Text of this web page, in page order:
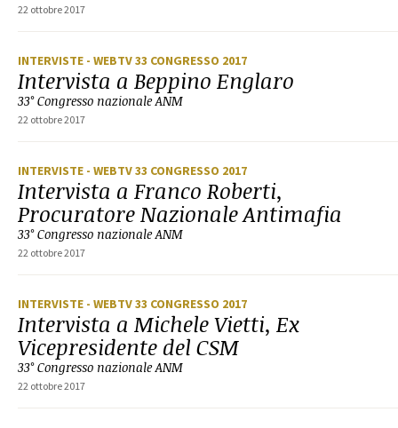
22 ottobre 2017
INTERVISTE - WEBTV 33 CONGRESSO 2017
Intervista a Beppino Englaro
33° Congresso nazionale ANM
22 ottobre 2017
INTERVISTE - WEBTV 33 CONGRESSO 2017
Intervista a Franco Roberti,
Procuratore Nazionale Antimafia
33° Congresso nazionale ANM
22 ottobre 2017
INTERVISTE - WEBTV 33 CONGRESSO 2017
Intervista a Michele Vietti, Ex
Vicepresidente del CSM
33° Congresso nazionale ANM
22 ottobre 2017